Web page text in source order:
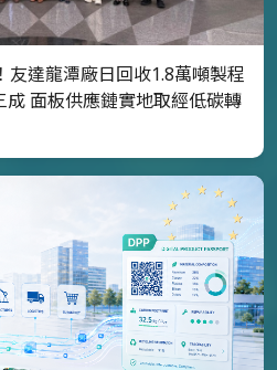
友達龍潭廠日回收1.8萬噸製程
面板供應鏈實地取經低碳轉